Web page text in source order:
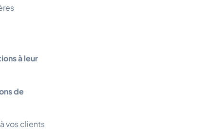
à leur
de
vos clients